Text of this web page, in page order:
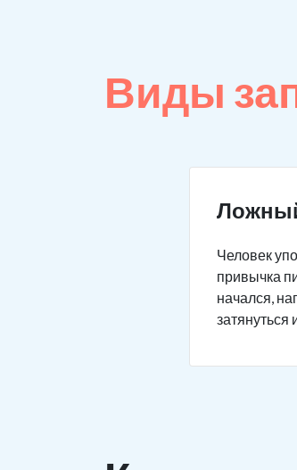
Виды
Человек
привычка
начался,
затянуться